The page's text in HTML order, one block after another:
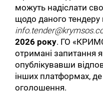
можуть надіслати
щодо даного тендеру
2026 року. ГО
отримані запитання
опублікувавши
інших платформах,
оголошення.